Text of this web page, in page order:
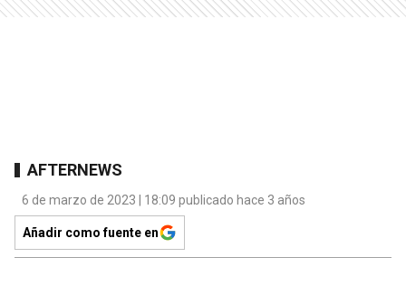
AFTERNEWS
6 de marzo de 2023 | 18:09 publicado hace 3 años
Añadir como fuente en